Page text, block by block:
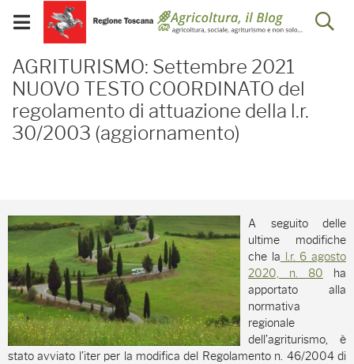
Skip to Main Content
Visualizza/chiudi
menu
mobile
AGRITURISMO:
AGRITURISMO: Settembre 2021
NUOVO TESTO COORDINATO del
regolamento di attuazione della l.r.
30/2003 (aggiornamento)
A seguito delle
ultime modifiche
che la l.r. 6 agosto
2020, n. 80 ha
apportato alla
normativa
regionale
dell’agriturismo, è
stato avviato l’iter per la modifica del Regolamento n. 46/2004 di